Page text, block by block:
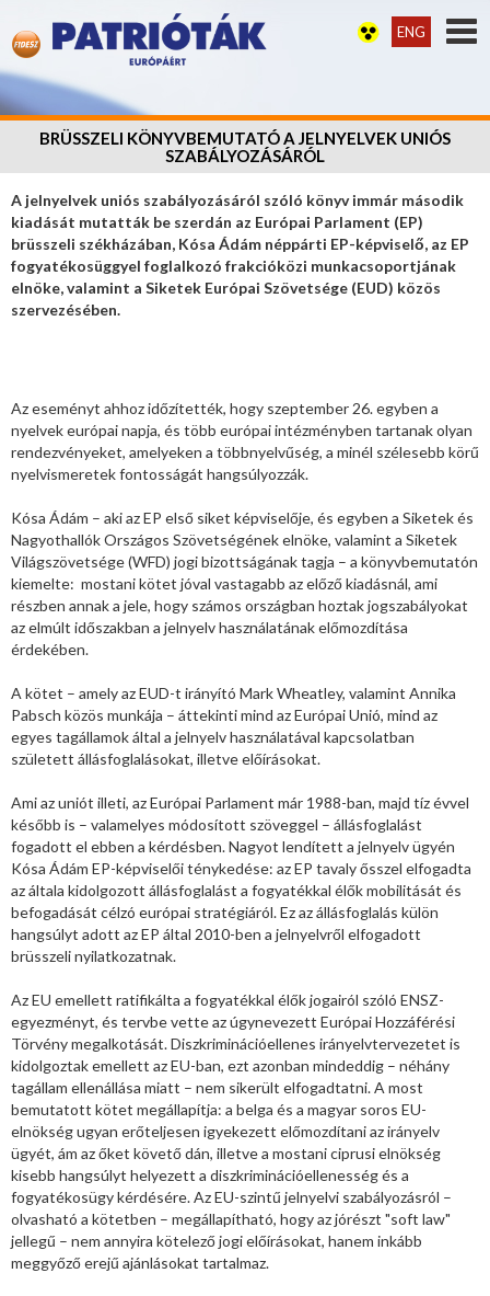
ENG
BRÜSSZELI KÖNYVBEMUTATÓ A JELNYELVEK UNIÓS
SZABÁLYOZÁSÁRÓL
A jelnyelvek uniós szabályozásáról szóló könyv immár második
kiadását mutatták be szerdán az Európai Parlament (EP)
brüsszeli székházában, Kósa Ádám néppárti EP-képviselő, az EP
fogyatékosüggyel foglalkozó frakcióközi munkacsoportjának
elnöke, valamint a Siketek Európai Szövetsége (EUD) közös
szervezésében.
Az eseményt ahhoz időzítették, hogy szeptember 26. egyben a
nyelvek európai napja, és több európai intézményben tartanak olyan
rendezvényeket, amelyeken a többnyelvűség, a minél szélesebb körű
nyelvismeretek fontosságát hangsúlyozzák.
Kósa Ádám – aki az EP első siket képviselője, és egyben a Siketek és
Nagyothallók Országos Szövetségének elnöke, valamint a Siketek
Világszövetsége (WFD) jogi bizottságának tagja – a könyvbemutatón
kiemelte: mostani kötet jóval vastagabb az előző kiadásnál, ami
részben annak a jele, hogy számos országban hoztak jogszabályokat
az elmúlt időszakban a jelnyelv használatának előmozdítása
érdekében.
A kötet – amely az EUD-t irányító Mark Wheatley, valamint Annika
Pabsch közös munkája – áttekinti mind az Európai Unió, mind az
egyes tagállamok által a jelnyelv használatával kapcsolatban
született állásfoglalásokat, illetve előírásokat.
Ami az uniót illeti, az Európai Parlament már 1988-ban, majd tíz évvel
később is – valamelyes módosított szöveggel – állásfoglalást
fogadott el ebben a kérdésben. Nagyot lendített a jelnyelv ügyén
Kósa Ádám EP-képviselői ténykedése: az EP tavaly ősszel elfogadta
az általa kidolgozott állásfoglalást a fogyatékkal élők mobilitását és
befogadását célzó európai stratégiáról. Ez az állásfoglalás külön
hangsúlyt adott az EP által 2010-ben a jelnyelvről elfogadott
brüsszeli nyilatkozatnak.
Az EU emellett ratifikálta a fogyatékkal élők jogairól szóló ENSZ-
egyezményt, és tervbe vette az úgynevezett Európai Hozzáférési
Törvény megalkotását. Diszkriminációellenes irányelvtervezetet is
kidolgoztak emellett az EU-ban, ezt azonban mindeddig – néhány
tagállam ellenállása miatt – nem sikerült elfogadtatni. A most
bemutatott kötet megállapítja: a belga és a magyar soros EU-
elnökség ugyan erőteljesen igyekezett előmozdítani az irányelv
ügyét, ám az őket követő dán, illetve a mostani ciprusi elnökség
kisebb hangsúlyt helyezett a diszkriminációellenesség és a
fogyatékosügy kérdésére. Az EU-szintű jelnyelvi szabályozásról –
olvasható a kötetben – megállapítható, hogy az jórészt "soft law"
jellegű – nem annyira kötelező jogi előírásokat, hanem inkább
meggyőző erejű ajánlásokat tartalmaz.